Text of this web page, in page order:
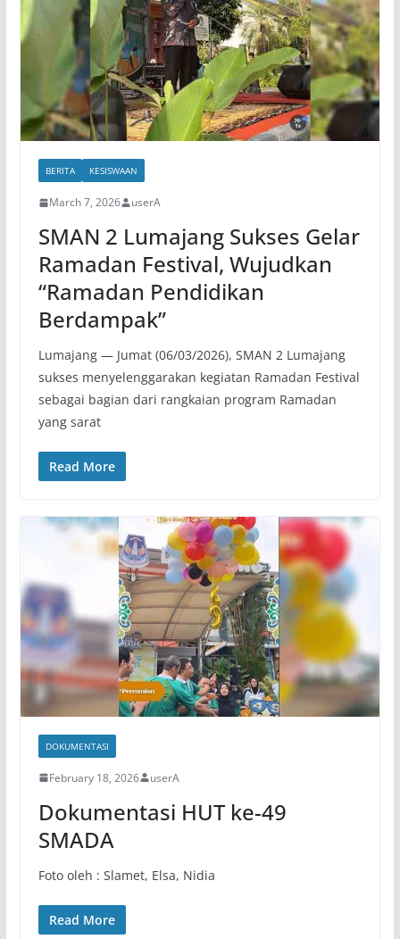
BERITA KESISWAAN
March 7, 2026 userA
SMAN 2 Lumajang Sukses Gelar
Ramadan Festival, Wujudkan
“Ramadan Pendidikan
Berdampak”
Lumajang — Jumat (06/03/2026), SMAN 2 Lumajang
sukses menyelenggarakan kegiatan Ramadan Festival
sebagai bagian dari rangkaian program Ramadan
yang sarat
Read More
DOKUMENTASI
February 18, 2026 userA
Dokumentasi HUT ke-49
SMADA
Foto oleh : Slamet, Elsa, Nidia
Read More